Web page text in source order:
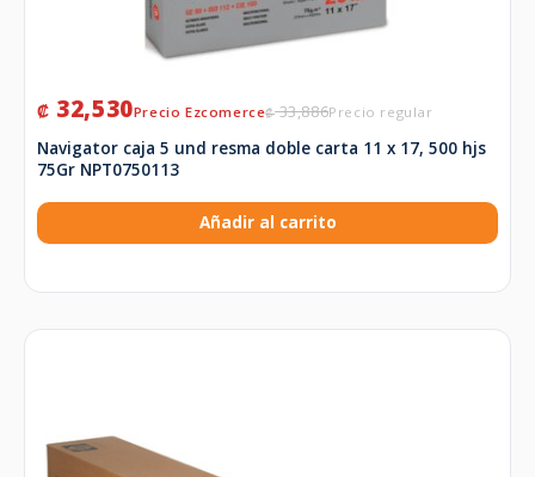
₡33,886
₡ 32,530
Navigator caja 5 und resma doble carta 11 x 17, 500 hjs
75Gr NPT0750113
Añadir al carrito